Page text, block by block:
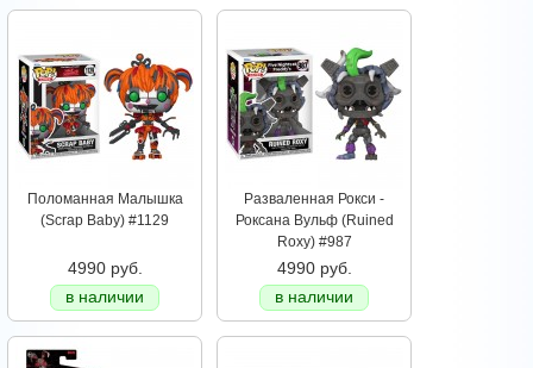
Поломанная Малышка
(Scrap Baby) #1129
4990 руб.
в наличии
Разваленная Рокси -
Роксана Вульф (Ruined
Roxy) #987
4990 руб.
в наличии